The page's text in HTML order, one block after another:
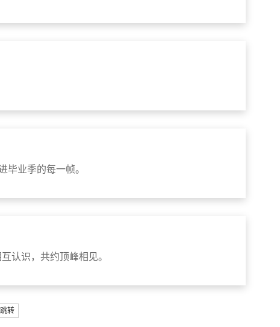
毕业季的每一帧。
认识，共约顶峰相见。
跳转